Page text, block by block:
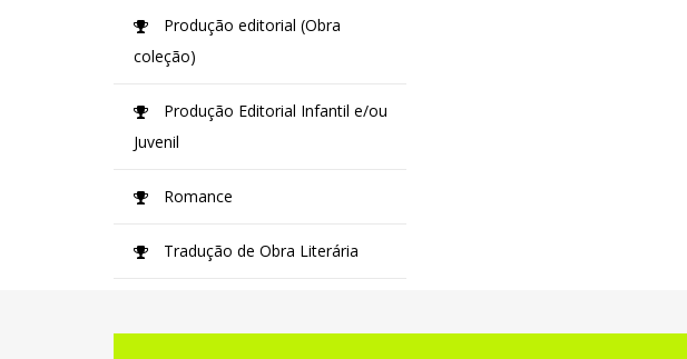
Produção editorial (Obra
coleção)
Produção Editorial Infantil e/ou
Juvenil
Romance
Tradução de Obra Literária